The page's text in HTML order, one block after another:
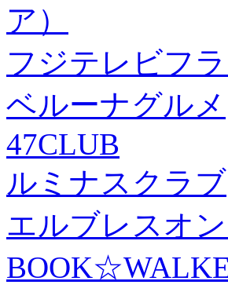
ア）
フジテレビフ
ベルーナグルメ
47CLUB
ルミナスクラブ
エルブレスオ